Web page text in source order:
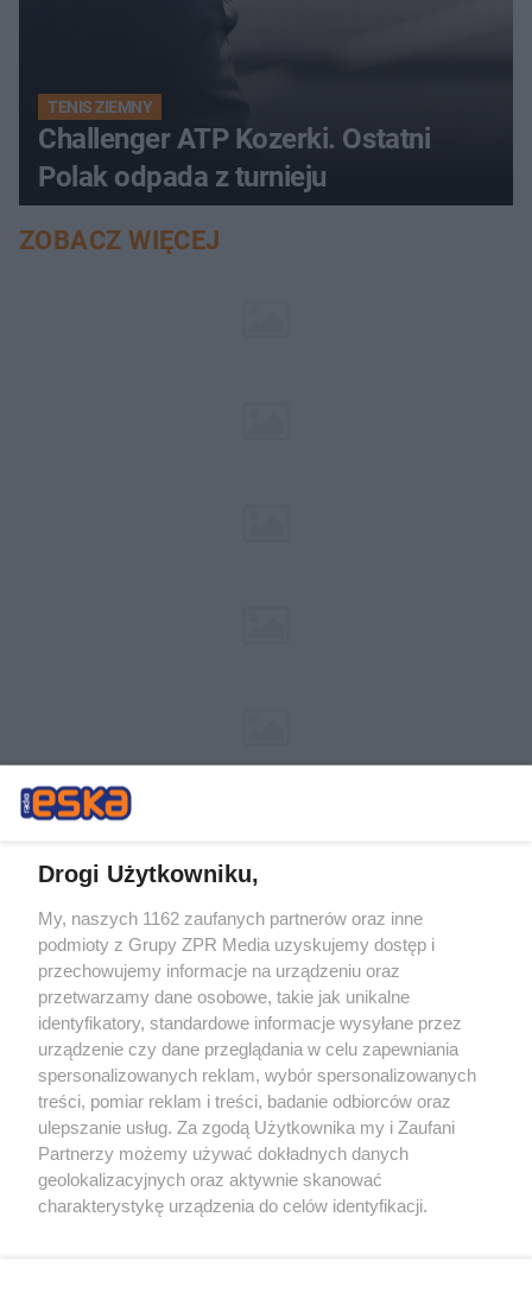
TENIS ZIEMNY
Challenger ATP Kozerki. Ostatni
Polak odpada z turnieju
ZOBACZ WIĘCEJ
Żaden utwór zamieszczony w serwisie nie może być powielany i
rozpowszechniany lub dalej rozpowszechniany w jakikolwiek sposób (w
tym także elektroniczny lub mechaniczny) na jakimkolwiek polu
eksploatacji w jakiejkolwiek formie, włącznie z umieszczaniem w
Internecie bez pisemnej zgody właściciela praw. Jakiekolwiek użycie lub
wykorzystanie utworów w całości lub w części z naruszeniem prawa,
tzn. bez właściwej zgody, jest zabronione pod groźbą kary i może być
ścigane prawnie.
Drogi Użytkowniku,
My, naszych 1162 zaufanych partnerów oraz inne
podmioty z Grupy ZPR Media uzyskujemy dostęp i
przechowujemy informacje na urządzeniu oraz
przetwarzamy dane osobowe, takie jak unikalne
identyfikatory, standardowe informacje wysyłane przez
urządzenie czy dane przeglądania w celu zapewniania
spersonalizowanych reklam, wybór spersonalizowanych
treści, pomiar reklam i treści, badanie odbiorców oraz
ulepszanie usług. Za zgodą Użytkownika my i Zaufani
Partnerzy możemy używać dokładnych danych
geolokalizacyjnych oraz aktywnie skanować
charakterystykę urządzenia do celów identyfikacji.